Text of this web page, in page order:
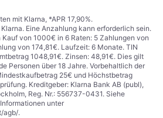
mit Klarna, *APR 17,90%.
Eine Anzahlung kann erforderlich sein.
von 1000€ in 6 Raten: 5 Zahlungen von
von 174,81€. Laufzeit: 6 Monate. TIN
1048,91€. Zinsen: 48,91€. Dies gilt
Personen über 18 Jahre. Vorbehaltlich der
25€ und Höchstbetrag
Kreditgeber: Klarna Bank AB (publ),
Reg. Nr.: 556737-0431. Siehe
unter
agb/.